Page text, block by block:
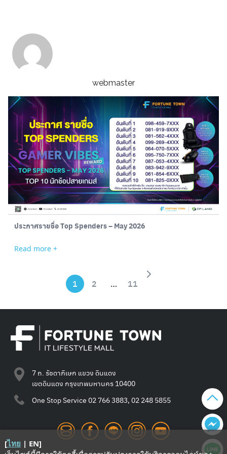
Thai
English
Search
for:
webmaster
ประกาศรายชื่อ Top Spenders – May 2026
Read more +
1 2 … 11
7 ถ. รัชดาภิเษก แขวง ดินแดง
เขตดินแดง กรุงเทพมหานคร 10400
One Stop Service 02 766 3883, 02 248 5855
[ไทย | EN]